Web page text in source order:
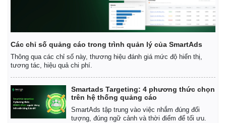
Các chỉ số quảng cáo trong trình quản lý của SmartAds
Thông qua các chỉ số này, thương hiệu đánh giá mức độ hiển thị,
tương tác, hiệu quả chi phí.
Smartads Targeting: 4 phương thức chọn
trên hệ thống quảng cáo
SmartAds tập trung vào việc nhắm đúng đối
tượng, đúng ngữ cảnh và thời điểm để tối ưu.